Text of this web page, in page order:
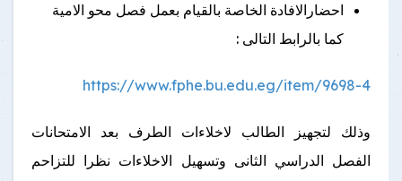
احضارالافادة الخاصة بالقيام بعمل فصل محو الامية
كما بالرابط التالى :
https://www.fphe.bu.edu.eg/item/9698-4
وذلك لتجهيز الطالب لاخلاءات الطرف بعد الامتحانات
الفصل الدراسي الثانى وتسهيل الاخلاءات نظرا للتزاحم